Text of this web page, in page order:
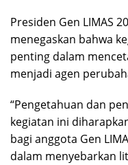
Presiden Gen LIMAS
menegaskan bahwa
penting dalam
menjadi agen
“Pengetahuan dan
kegiatan ini
bagi anggota Gen
dalam menyebarkan